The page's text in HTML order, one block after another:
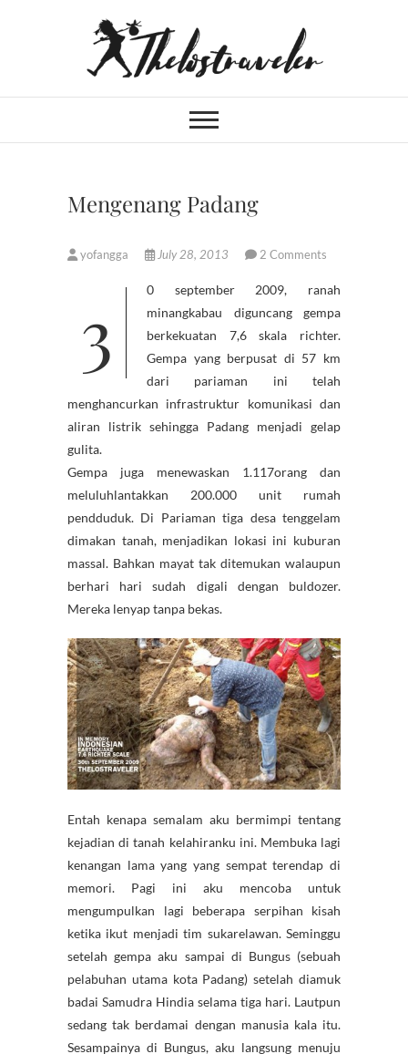
An Independent
Traveler
Mengenang Padang
yofangga July 28, 2013 2 Comments
30 september 2009, ranah
minangkabau diguncang gempa
berkekuatan 7,6 skala richter.
Gempa yang berpusat di 57 km
dari pariaman ini telah
menghancurkan infrastruktur komunikasi dan
aliran listrik sehingga Padang menjadi gelap
gulita.
Gempa juga menewaskan 1.117orang dan
meluluhlantakkan 200.000 unit rumah
pendduduk. Di Pariaman tiga desa tenggelam
dimakan tanah, menjadikan lokasi ini kuburan
massal. Bahkan mayat tak ditemukan walaupun
berhari hari sudah digali dengan buldozer.
Mereka lenyap tanpa bekas.
Entah kenapa semalam aku bermimpi tentang
kejadian di tanah kelahiranku ini. Membuka lagi
kenangan lama yang yang sempat terendap di
memori. Pagi ini aku mencoba untuk
mengumpulkan lagi beberapa serpihan kisah
ketika ikut menjadi tim sukarelawan. Seminggu
setelah gempa aku sampai di Bungus (sebuah
pelabuhan utama kota Padang) setelah diamuk
badai Samudra Hindia selama tiga hari. Lautpun
sedang tak berdamai dengan manusia kala itu.
Sesampainya di Bungus, aku langsung menuju